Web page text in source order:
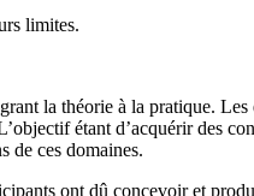
limites.
la théorie à la pratique.
étant d’acquérir des
de ces domaines.
ont dû concevoir et